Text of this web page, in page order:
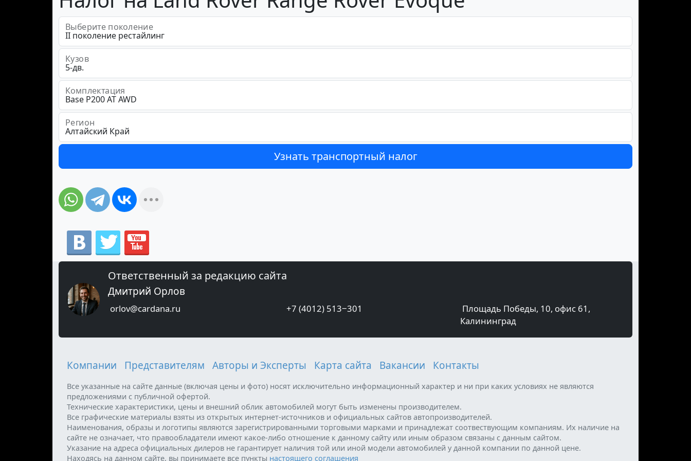
Выберите поколение
Кузов
Комплектация
Регион
Ответственный за редакцию сайта
Дмитрий Орлов
orlov@cardana.ru +7 (4012) 513‒301
Площадь Победы, 10, офис 61,
Калининград
Компании Представителям Авторы и Эксперты Карта сайта Вакансии Контакты
Все указанные на сайте данные (включая цены и фото) носят исключительно информационный характер и ни при каких условиях не являются
предложениями с публичной офертой.
Технические характеристики, цены и внешний облик автомобилей могут быть изменены производителем.
Все графические материалы взяты из открытых интернет-источников и официальных сайтов автопроизводителей.
Наименования, образы и логотипы являются зарегистрированными торговыми марками и принадлежат соотвествующим компаниям. Их наличие на
сайте не означает, что правообладатели имеют какое-либо отношение к данному сайту или иным образом связаны с данным сайтом.
Указание на адреса официальных дилеров не гарантирует наличия той или иной модели автомобилей у данной компании по данной цене.
Находясь на данном сайте, вы принимаете все пункты настоящего соглашения